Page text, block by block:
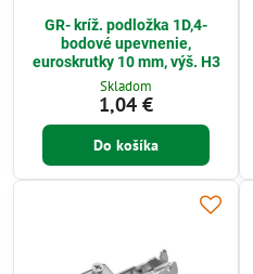
GR- kríž. podložka 1D,4-
bodové upevnenie,
euroskrutky 10 mm, výš. H3
Skladom
1,04 €
Do košíka